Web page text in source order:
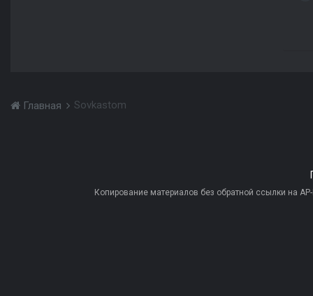
Главная Sovkastom
Копирование материалов без обратной ссылки на